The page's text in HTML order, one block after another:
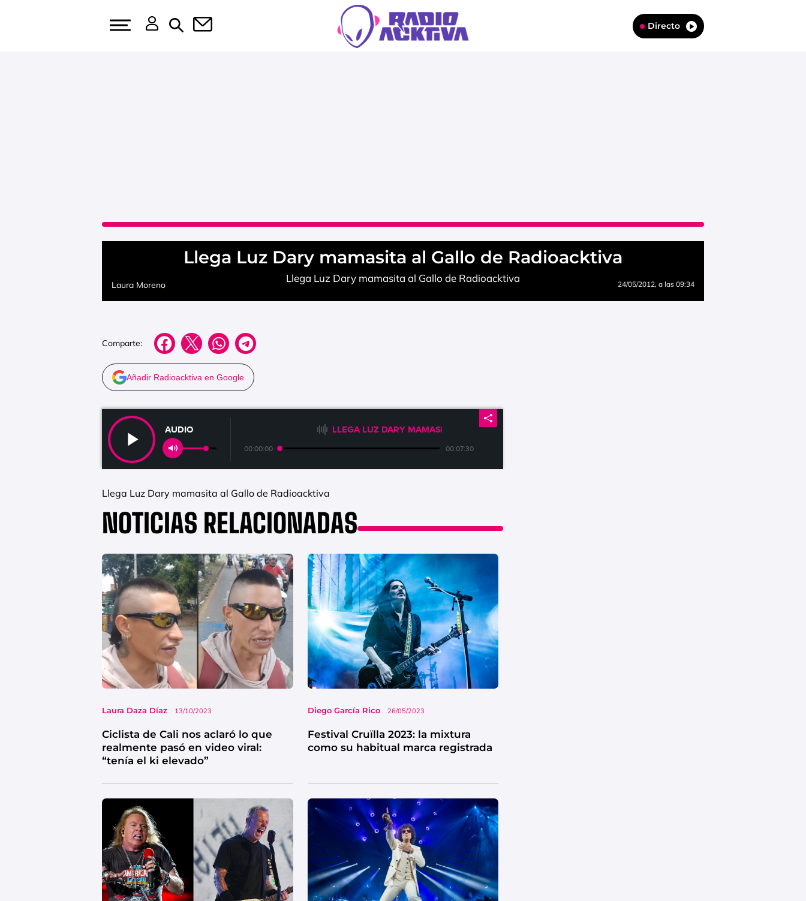
Directo
Llega Luz Dary mamasita al Gallo de Radioacktiva
Llega Luz Dary mamasita al Gallo de Radioacktiva
Laura Moreno 24/05/2012, a las 09:34
Comparte:
Añadir Radioacktiva en Google
AUDIO LLEGA LUZ DARY MAMASITA AL GALLO DE RADIOACKTIVA
00:00:00 00:07:30
Llega Luz Dary mamasita al Gallo de Radioacktiva
NOTICIAS RELACIONADAS
Laura Daza Díaz 13/10/2023
Ciclista de Cali nos aclaró lo que
realmente pasó en video viral:
“tenía el ki elevado”
Diego García Rico 26/05/2023
Festival Cruïlla 2023: la mixtura
como su habitual marca registrada